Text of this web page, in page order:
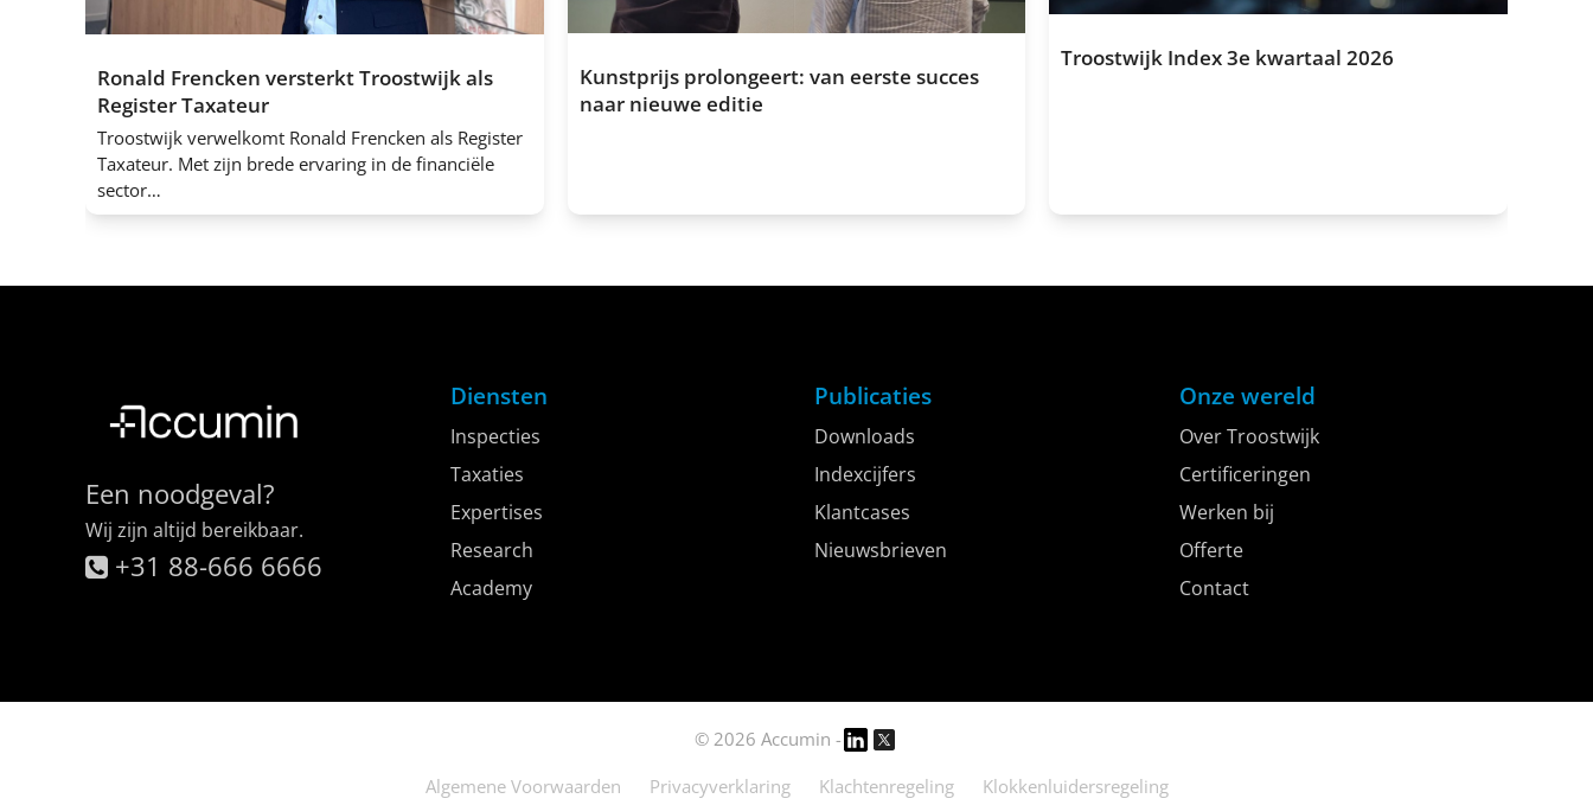
Ronald Frencken versterkt Troostwijk als
Register Taxateur
Troostwijk verwelkomt Ronald Frencken als Register
Taxateur. Met zijn brede ervaring in de financiële
sector…
Kunstprijs prolongeert: van eerste succes
naar nieuwe editie
Troostwijk Index 3e kwartaal 2026
Een noodgeval?
Wij zijn altijd bereikbaar.
+31 88-666 6666
Diensten
Inspecties
Taxaties
Expertises
Research
Academy
Publicaties
Downloads
Indexcijfers
Klantcases
Nieuwsbrieven
Onze wereld
Over Troostwijk
Certificeringen
Werken bij
Offerte
Contact
© 2026 Accumin -
Algemene Voorwaarden
Privacyverklaring Klachtenregeling Klokkenluidersregeling